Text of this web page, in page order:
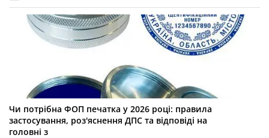
Чи потрібна ФОП печатка у 2026 році: правила
застосування, роз'яснення ДПС та відповіді на
головні з